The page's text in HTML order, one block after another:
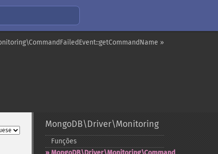
»
MongoDB\Driver\Monitoring
Funções